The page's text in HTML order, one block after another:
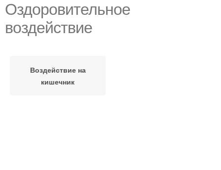
Оздоровительное
воздействие
Воздействие на
кишечник